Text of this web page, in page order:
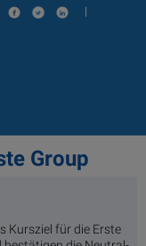
|
Group
Kursziel für die Erste